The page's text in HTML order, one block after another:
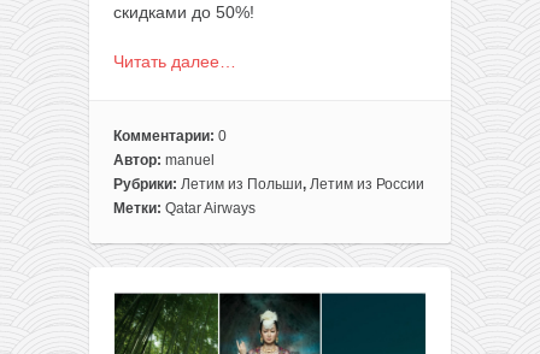
скидками до 50%!
Читать далее…
Комментарии: 0
Автор: manuel
Рубрики: Летим из Польши, Летим из России
Метки: Qatar Airways